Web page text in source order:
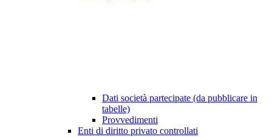
Dati società partecipate (da pubblicare in
tabelle)
Provvedimenti
Enti di diritto privato controllati